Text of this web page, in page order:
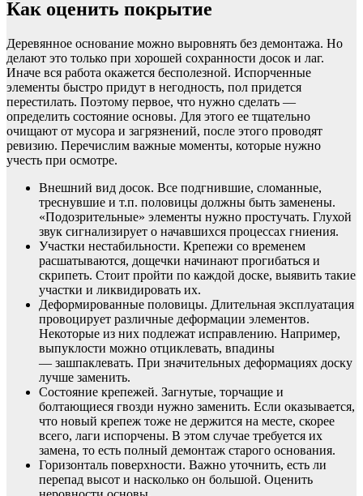
Как оценить покрытие
Деревянное основание можно выровнять без демонтажа. Но
делают это только при хорошей сохранности досок и лаг.
Иначе вся работа окажется бесполезной. Испорченные
элементы быстро придут в негодность, пол придется
перестилать. Поэтому первое, что нужно сделать —
определить состояние основы. Для этого ее тщательно
очищают от мусора и загрязнений, после этого проводят
ревизию. Перечислим важные моменты, которые нужно
учесть при осмотре.
Внешний вид досок. Все подгнившие, сломанные,
треснувшие и т.п. половицы должны быть заменены.
«Подозрительные» элементы нужно простучать. Глухой
звук сигнализирует о начавшихся процессах гниения.
Участки нестабильности. Крепежи со временем
расшатываются, дощечки начинают прогибаться и
скрипеть. Стоит пройти по каждой доске, выявить такие
участки и ликвидировать их.
Деформированные половицы. Длительная эксплуатация
провоцирует различные деформации элементов.
Некоторые из них подлежат исправлению. Например,
выпуклости можно отциклевать, впадины
— зашпаклевать. При значительных деформациях доску
лучше заменить.
Состояние крепежей. Загнутые, торчащие и
болтающиеся гвозди нужно заменить. Если оказывается,
что новый крепеж тоже не держится на месте, скорее
всего, лаги испорчены. В этом случае требуется их
замена, то есть полный демонтаж старого основания.
Горизонталь поверхности. Важно уточнить, есть ли
перепад высот и насколько он большой. Оценить